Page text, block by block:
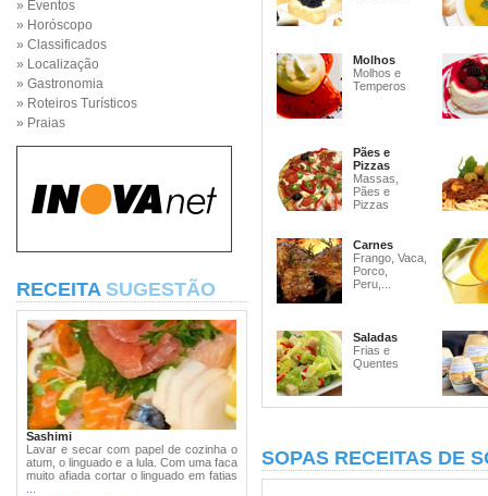
» Eventos
» Horóscopo
» Classificados
» Localização
» Gastronomia
» Roteiros Turísticos
» Praias
RECEITA SUGESTÃO
Sashimi
Lavar e secar com papel de cozinha o
atum, o linguado e a lula. Com uma faca
muito afiada cortar o linguado em fatias
Molhos
Molhos e
Temperos
Pães e
Pizzas
Massas,
Pães e
Pizzas
Carnes
Frango, Vaca,
Porco,
Peru,...
Saladas
Frias e
Quentes
SOPAS RECEITAS DE